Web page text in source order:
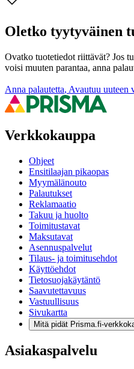
Oletko tyytyväinen
Ovatko tuotetiedot riittävät? Jos
voisi muuten parantaa, anna
Anna palautetta, Avautuu uuteen
Verkkokauppa
Ohjeet
Ensitilaajan pikaopas
Myymälänouto
Palautukset
Reklamaatio
Takuu ja huolto
Toimitustavat
Maksutavat
Asennuspalvelut
Tilaus- ja toimitusehdot
Käyttöehdot
Tietosuojakäytäntö
Saavutettavuus
Vastuullisuus
Sivukartta
Mitä pidät Prisma.fi-
Asiakaspalvelu